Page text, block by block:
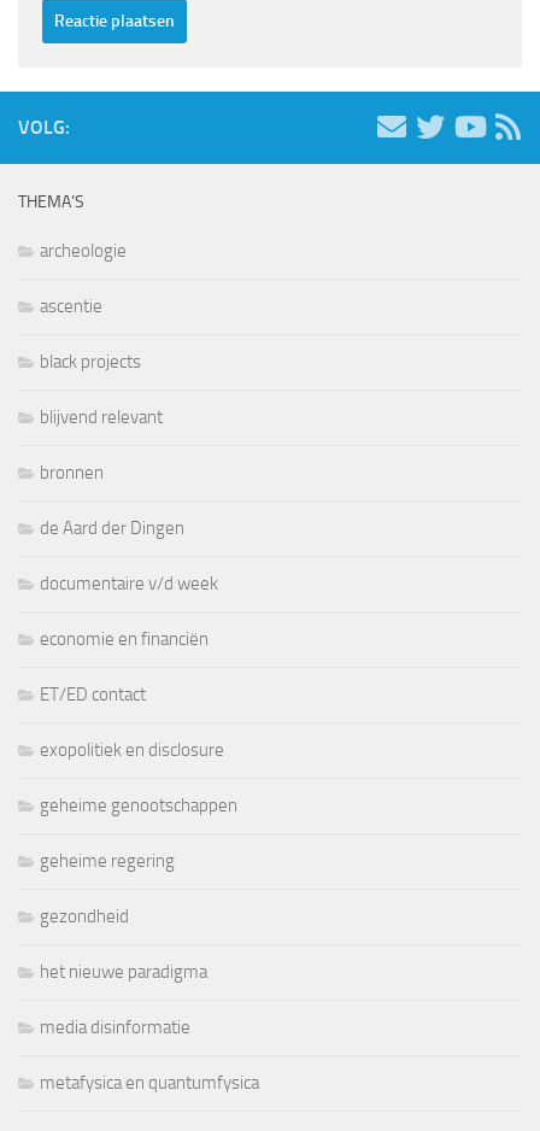
VOLG:
THEMA’S
archeologie
ascentie
black projects
blijvend relevant
bronnen
de Aard der Dingen
documentaire v/d week
economie en financiën
ET/ED contact
exopolitiek en disclosure
geheime genootschappen
geheime regering
gezondheid
het nieuwe paradigma
media disinformatie
metafysica en quantumfysica